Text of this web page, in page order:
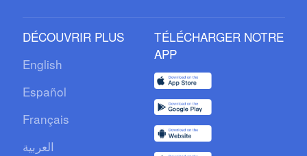
DÉCOUVRIR PLUS
English
Español
Français
العربية
TÉLÉCHARGER NOTRE
APP